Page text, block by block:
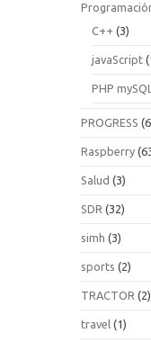
C++ (3)
javaScript
PHP mySQL
PROGRESS
Raspberry
Salud (3)
SDR (32)
simh (3)
sports (2)
TRACTOR (2)
travel (1)